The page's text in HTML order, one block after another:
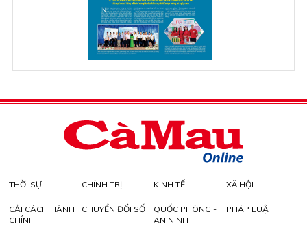
THỜI SỰ CHÍNH TRỊ KINH TẾ XÃ HỘI
CẢI CÁCH HÀNH
CHÍNH
CHUYỂN ĐỔI SỐ
QUỐC PHÒNG -
AN NINH
PHÁP LUẬT